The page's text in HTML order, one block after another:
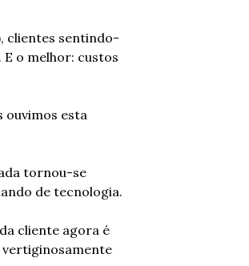
clientes sentindo-
o melhor: custos
ouvimos esta
tornou-se
de tecnologia.
cliente agora é
vertiginosamente